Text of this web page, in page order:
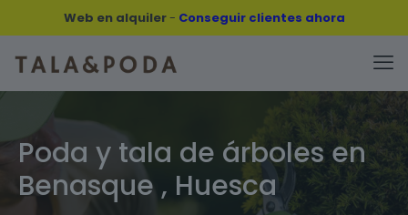
Web en alquiler- Conseguir clientes ahora
Poda y tala de árboles en
Benasque , Huesca